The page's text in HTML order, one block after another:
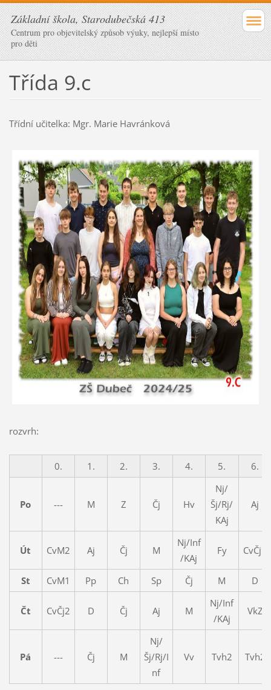
Základní škola, Starodubečská 413
Centrum pro objevitelský způsob výuky, nejlepší místo
pro děti
Třída 9.c
Třídní učitelka: Mgr. Marie Havránková
rozvrh:
0. 1. 2. 3. 4. 5. 6.
Po --- M Z Čj Hv
Nj/
Šj/Rj/
KAj
Aj
Út CvM2 Aj Čj M
Nj/Inf
/KAj
Fy CvČj1
St CvM1 Pp Ch Sp Čj M D
Čt CvČj2 D Čj Aj M
Nj/Inf
/KAj
VkZ
Pá --- Čj M
Nj/
Šj/Rj/I
nf
Vv Tvh2 Tvh2